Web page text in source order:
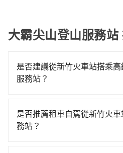
大霸尖山登山服務
是否建議從新竹火車站搭乘
服務站？
鐵省錢、省時、轉車麻煩！從
新竹-苗栗一天最多有30班次
是否推薦租車自駕從新竹火
務站？